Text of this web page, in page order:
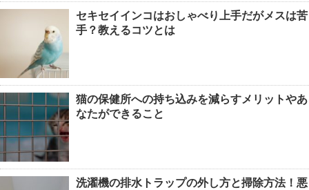
セキセイインコはおしゃべり上手だがメスは苦
手？教えるコツとは
猫の保健所への持ち込みを減らすメリットやあ
なたができること
洗濯機の排水トラップの外し方と掃除方法！悪